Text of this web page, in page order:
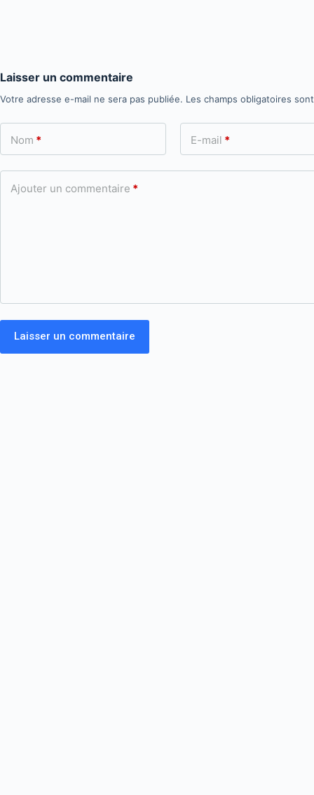
Laisser un commentaire
Votre adresse e-mail ne sera pas publiée. Les champs obligatoires
Nom * E-mail *
Ajouter un commentaire *
Laisser un commentaire